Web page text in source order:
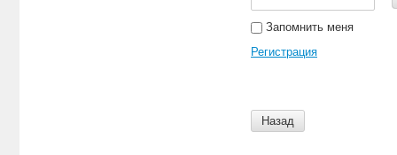
Запомнить меня
Регистрация
Назад